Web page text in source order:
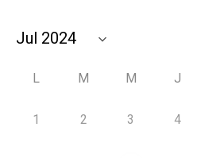
L M M J
1 2 3 4